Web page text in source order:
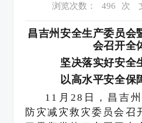
浏览次数：
496 次
昌吉州安全生产委员会
会召开全
坚决落实好安全
以高水平安全保
11月28日，昌吉
防灾减灾救灾委员会召